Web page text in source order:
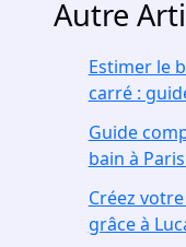
Autre
Estimer le
carré :
Guide
bain à
Créez
grâce à